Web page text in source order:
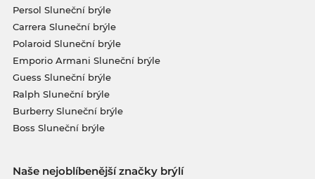
Persol Sluneční brýle
Carrera Sluneční brýle
Polaroid Sluneční brýle
Emporio Armani Sluneční brýle
Guess Sluneční brýle
Ralph Sluneční brýle
Burberry Sluneční brýle
Boss Sluneční brýle
Naše nejoblíbenější značky brýlí